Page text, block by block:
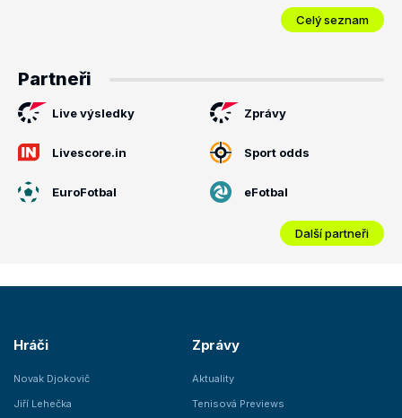
Celý seznam
Partneři
Live výsledky Zprávy
Livescore.in Sport odds
EuroFotbal eFotbal
Další partneři
Hráči
Novak Djokovič
Jiří Lehečka
Zprávy
Aktuality
Tenisová Previews